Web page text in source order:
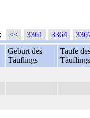
<< 3361 3364
Geburt des
Täuflings
Taufe
Täuflings